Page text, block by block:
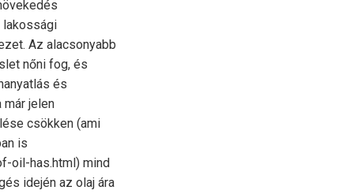
lakossági
Az alacsonyabb
nőni fog, és
és
jelen
csökken (ami
is
oil-has.html) mind
idején az olaj ára